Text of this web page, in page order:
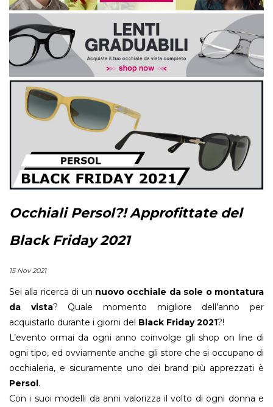
Occhiali Persol?! Approfittate del
Black Friday 2021
15 Nov 2021
Sei alla ricerca di un nuovo occhiale da sole o montatura
da vista? Quale momento migliore dell’anno per
acquistarlo durante i giorni del Black Friday 2021?!
L’evento ormai da ogni anno coinvolge gli shop on line di
ogni tipo, ed ovviamente anche gli store che si occupano di
occhialeria, e sicuramente uno dei brand più apprezzati è
Persol.
Con i suoi modelli da anni valorizza il volto di ogni donna e